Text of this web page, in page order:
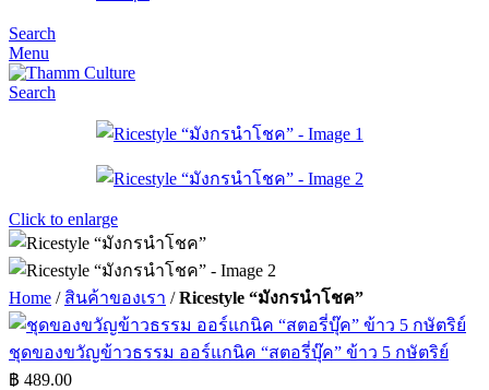
Search
Menu
Search
Click to enlarge
Home / สินค้าของเรา /Ricestyle “มังกรนำโชค”
ชุดของขวัญข้าวธรรม ออร์แกนิค “สตอรี่บุ๊ค” ข้าว 5 กษัตริย์
฿ 489.00